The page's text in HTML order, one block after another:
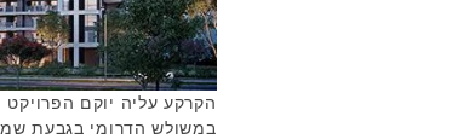
במשולש הדרומי בגבעת